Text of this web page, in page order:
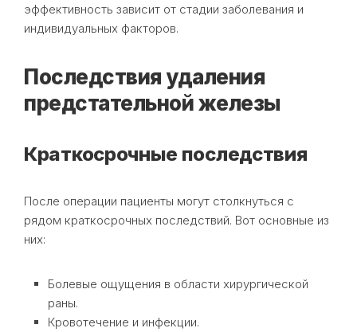
эффективность зависит от стадии заболевания и
индивидуальных факторов.
Последствия удаления
предстательной железы
Краткосрочные последствия
После операции пациенты могут столкнуться с
рядом краткосрочных последствий. Вот основные из
них:
Болевые ощущения в области хирургической
раны.
Кровотечение и инфекции.